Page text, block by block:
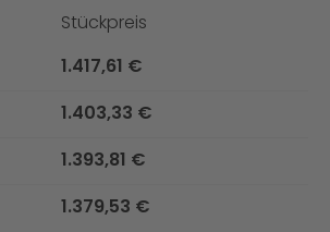
Stückpreis
1.417,61 €
1.403,33 €
1.393,81 €
1.379,53 €